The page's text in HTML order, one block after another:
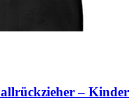
– Kinder